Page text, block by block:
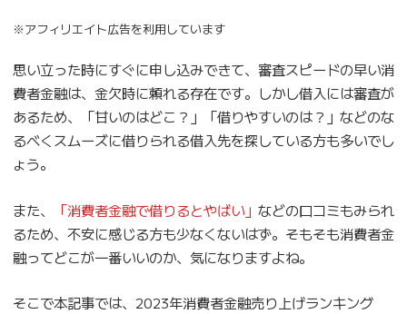
※アフィリエイト広告を利用しています
思い立った時にすぐに申し込みできて、審査スピードの早い消
費者金融は、金欠時に頼れる存在です。しかし借入には審査が
あるため、「甘いのはどこ？」「借りやすいのは？」などのな
るべくスムーズに借りられる借入先を探している方も多いでし
ょう。
また、 「消費者金融で借りるとやばい」 などの口コミもみられ
るため、不安に感じる方も少なくないはず。そもそも消費者金
融ってどこが一番いいのか、気になりますよね。
そこで本記事では、2023年消費者金融売り上げランキング